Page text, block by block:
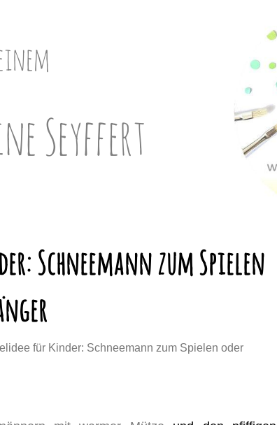
Seyffert
Schneemann zum Spielen
für Kinder: Schneemann zum Spielen oder